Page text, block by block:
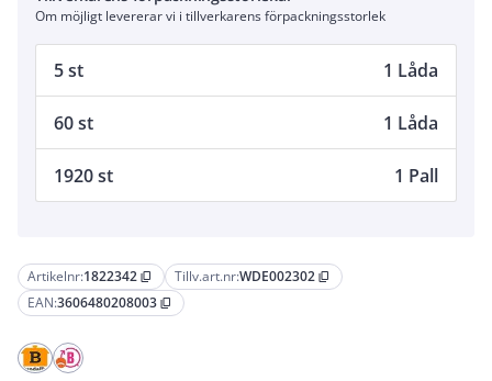
Artikelnr:1822342 content_copy Tillv.art.nr:WDE002302 content_copy
EAN:3606480208003 content_copy
Om möjligt levererar vi i tillverkarens förpackningsstorlek
5 st 1 Låda
60 st 1 Låda
1920 st 1 Pall